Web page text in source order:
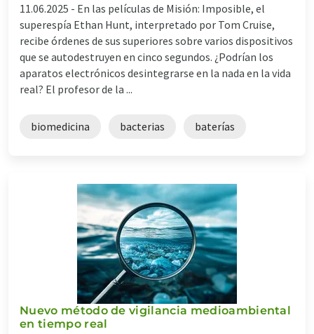
11.06.2025 - En las películas de Misión: Imposible, el
superespía Ethan Hunt, interpretado por Tom Cruise,
recibe órdenes de sus superiores sobre varios dispositivos
que se autodestruyen en cinco segundos. ¿Podrían los
aparatos electrónicos desintegrarse en la nada en la vida
real? El profesor de la ...
biomedicina bacterias baterías
Nuevo método de vigilancia medioambiental
en tiempo real